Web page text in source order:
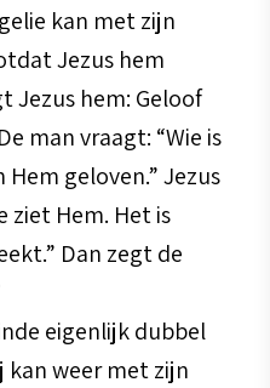
kan met zijn
Jezus hem
Jezus hem: Geloof
man vraagt: “Wie is
geloven.” Jezus
ziet Hem. Het is
Dan zegt de
eigenlijk dubbel
kan weer met zijn